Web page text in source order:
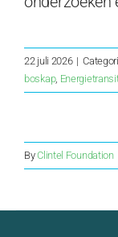
22 juli 2026 |
boskap,
ByClintel Foundation